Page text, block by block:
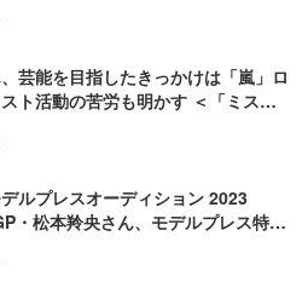
Vol.3＞
芸能を目指したきっかけは「嵐」ロ
ト活動の苦労も明かす ＜「ミスタ
連載Vol.2＞
デルプレスオーディション 2023
・松本羚央さん、モデルプレス特別